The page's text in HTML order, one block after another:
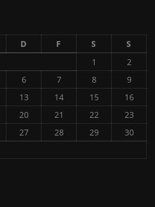
D F S
S
1
2
6 7 8
9
13 14 15
16
20 21 22
23
27 28 29
30